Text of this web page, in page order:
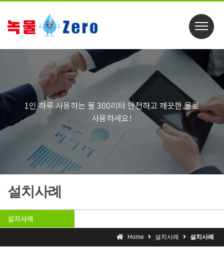
1인 하루 사용하는 물 300리터 안전하고 깨끗한 물로
사용하세요!
설치사례
설치사례
Home 설치사례 설치사례